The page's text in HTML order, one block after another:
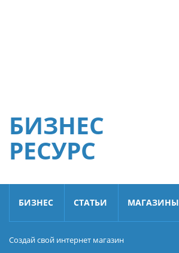
БИЗНЕС
РЕСУРС
БИЗНЕС СТАТЬИ МАГАЗИНЫ
Создай свой интернет магазин